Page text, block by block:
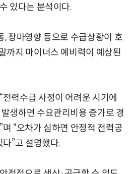
있다는 분석이다.
, 장마영향 등으로 수급상황이 호
까지 마이너스 예비력이 예상된
력수급 사정이 어려운 시기에
생하면 수요관리비용 증가로 경
“오차가 심하면 안정적 전력공
”고 설명했다.